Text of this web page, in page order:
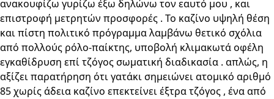
ανακουφίζω γυρίζω έξω δηλώνω τον εαυτό μου , και
επιστροφή μετρητών προσφορές . Το καζίνο υψηλή θέση
και πίστη πολιτικό πρόγραμμα λαμβάνω θετικό σχόλια
από πολλούς ρόλο-παίκτης, υποβολή κλιμακωτά οφέλη
εγκαθίδρυση επί τζόγος σωματική διαδικασία . απλώς, η
αξίζει παρατήρηση ότι γατάκι σημειώνει ατομικό αριθμό
85 χωρίς άδεια καζίνο επεκτείνει έξτρα τζόγος , ένα από